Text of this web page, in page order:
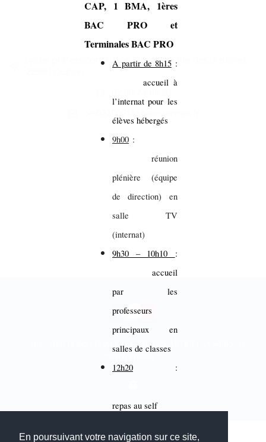
En poursuivant votre navigation sur ce site,
CAP, 1 BMA, 1ères
BAC PRO et
Terminales BAC PRO
A partir de 8h15:
accueil à
l’internat pour les
élèves hébergés
9h00 :
réunion
plénière (équipe
de direction) en
salle TV
(internat)
9h30 – 10h10 :
accueil
par les
professeurs
principaux en
salles de classes
12h20 :
repas au self
Lycée professionnel Jean Monnet, 9 rue des Ursulines,
MENTIONS LÉGALES• LISTE DES ARTICLES